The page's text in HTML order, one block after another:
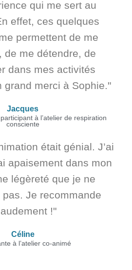
qui me sert au
effet, ces quelques
permettent de me
de me détendre, de
dans mes activités
grand merci à Sophie."
Jacques
à l’atelier de respiration
consciente
était génial. J’ai
apaisement dans mon
légèreté que je ne
Je recommande
!"
Céline
à l’atelier co-animé